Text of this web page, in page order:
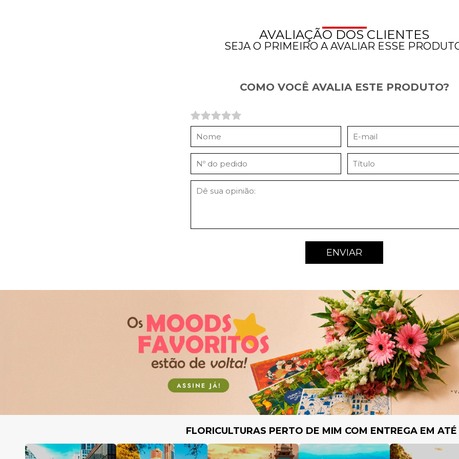
AVALIAÇÃO DOS CLIENTES
SEJA O PRIMEIRO A AVALIAR ESSE
COMO VOCÊ AVALIA ESTE PRODUTO?
ENVIAR
FLORICULTURAS PERTO DE MIM COM ENTREGA EM